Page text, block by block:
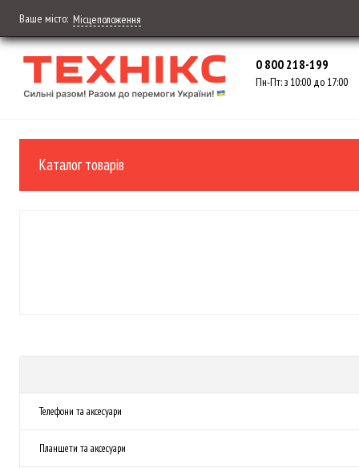
Ваше місто: Місцеположення
0 800 218-199
Пн-Пт: з 10:00 до 17:00
Каталог товарів
Телефони та аксесуари
Планшети та аксесуари